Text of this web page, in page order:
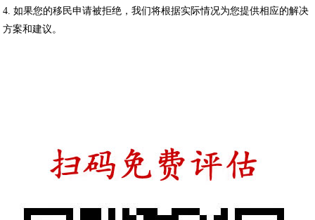
4. 如果您的移民申请被拒绝，我们将根据实际情况为您提供相应的解决
方案和建议。